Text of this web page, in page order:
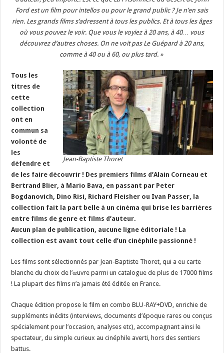
Ford est un film pour intellos ou pour le grand public ? Je n’en sais
rien. Les grands films s’adressent à tous les publics. Et à tous les âges
où vous pouvez le voir. Que vous le voyiez à 20 ans, à 40… vous
découvrez d’autres choses. On ne voit pas Le Guépard à 20 ans,
comme à 40 ou à 60, ou plus tard. »
Jean-Baptiste Thoret
Tous les
titres de
cette
collection
ont en
commun sa
volonté de
les
défendre et
de les faire découvrir ! Des premiers films d’Alain Corneau et
Bertrand Blier, à Mario Bava, en passant par Peter
Bogdanovich, Dino Risi, Richard Fleisher ou Ivan Passer, la
collection fait la part belle à un cinéma qui brise les barrières
entre films de genre et films d’auteur.
Aucun plan de publication, aucune ligne éditoriale ! La
collection est avant tout celle d’un cinéphile passionné !
Les films sont sélectionnés par Jean-Baptiste Thoret, qui a eu carte
blanche du choix de l’œuvre parmi un catalogue de plus de 17000 films
! La plupart des films n’a jamais été éditée en France.
Chaque édition propose le film en combo BLU-RAY+DVD, enrichie de
suppléments inédits (interviews, documents d’époque rares ou conçus
spécialement pour l’occasion, analyses etc), accompagnant ainsi le
spectateur, du simple curieux au cinéphile averti, hors des sentiers
battus.